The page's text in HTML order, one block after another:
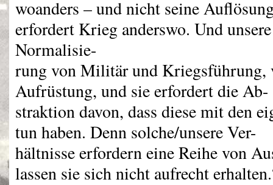
woanders – und nicht seine
erfordert Krieg anderswo. Und
Normalisie-
rung von Militär und Kriegsführung,
Aufrüstung, und sie erfordert die Ab-
straktion davon, dass diese mit den
tun haben. Denn solche/unsere Ver-
hältnisse erfordern eine Reihe von
lassen sie sich nicht aufrecht